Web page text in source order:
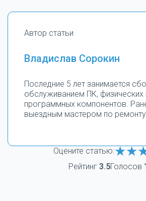
Автор статьи
Владислав Сорокин
Последние 5 лет занимается
обслуживанием ПК, физических
программных компонентов.
выездным мастером по
Оцените статью:
Рейтинг 3.5Голосов